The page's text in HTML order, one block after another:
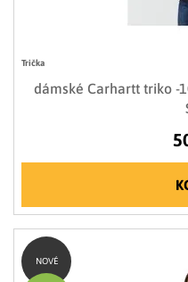
Trička
dámské Carhartt triko -
NOVÉ